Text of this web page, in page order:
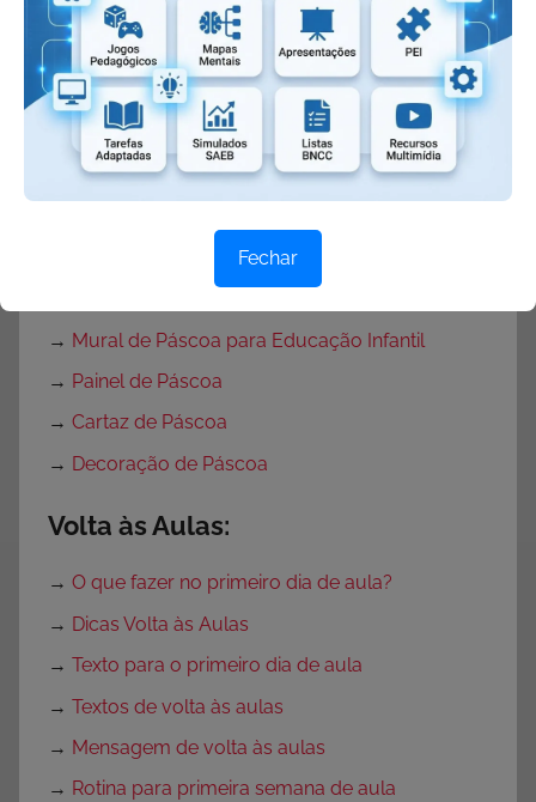
→Plano de Aula Páscoa
Plano de Aula Páscoa para Educação Infantil
→Plano de Aula Páscoa para Ensino
Fundamental
Projeto Páscoa
Projeto Páscoa Educação Infantil
→ Mural de Páscoa para Educação Infantil
→ Painel de Páscoa
→ Cartaz de Páscoa
→ Decoração de Páscoa
Volta às Aulas:
→ O que fazer no primeiro dia de aula?
→ Dicas Volta às Aulas
→ Texto para o primeiro dia de aula
→ Textos de volta às aulas
→ Mensagem de volta às aulas
→ Rotina para primeira semana de aula
Fechar